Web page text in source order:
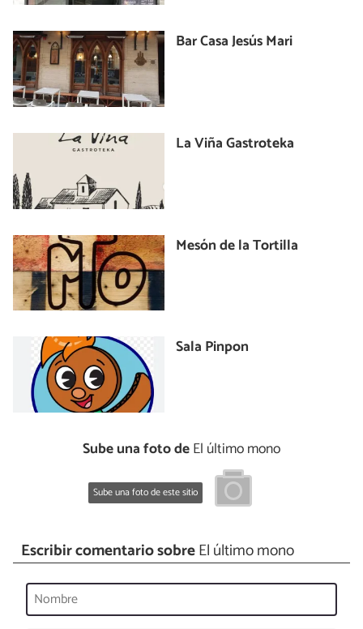
Bar Casa Jesús Mari
La Viña Gastroteka
Mesón de la Tortilla
Sala Pinpon
Sube una foto deEl último mono
Sube una foto de este sitio
Escribir comentario sobreEl último mono